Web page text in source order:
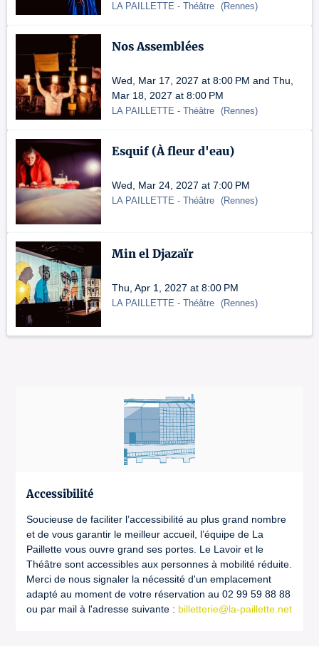
LA PAILLETTE - Théâtre (Rennes)
Nos Assemblées
Wed, Mar 17, 2027 at 8:00 PM and Thu,
Mar 18, 2027 at 8:00 PM
LA PAILLETTE - Théâtre (Rennes)
Esquif (À fleur d'eau)
Wed, Mar 24, 2027 at 7:00 PM
LA PAILLETTE - Théâtre (Rennes)
Min el Djazaïr
Thu, Apr 1, 2027 at 8:00 PM
LA PAILLETTE - Théâtre (Rennes)
Accessibilité
Soucieuse de faciliter l’accessibilité au plus grand nombre
et de vous garantir le meilleur accueil, l’équipe de La
Paillette vous ouvre grand ses portes. Le Lavoir et le
Théâtre sont accessibles aux personnes à mobilité réduite.
Merci de nous signaler la nécessité d'un emplacement
adapté au moment de votre réservation au 02 99 59 88 88
ou par mail à l'adresse suivante : billetterie@la-paillette.net